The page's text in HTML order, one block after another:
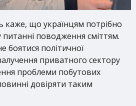
каже, що українцям потрібно
питанні поводження сміттям.
боятися політичної
приватного сектору
проблеми побутових
довіряти таким